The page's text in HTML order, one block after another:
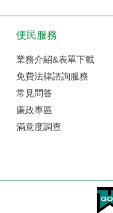
便民服務
業務介紹&表單下載
免費法律諮詢服務
常見問答
廉政專區
滿意度調查